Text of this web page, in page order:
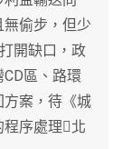
偷步，但少
開缺口，政
區、路環
方案，待《城
程序處理北